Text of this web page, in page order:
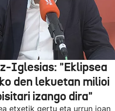
Iglesias: "Eklipsea
den lekuetan milioi
izango dira"
etxetik gertu eta urrun joan